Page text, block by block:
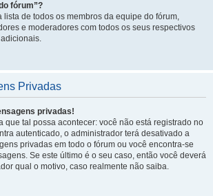
fórum”?
lista de todos os membros da equipe do fórum,
e moderadores com todos os seus respectivos
Privadas
privadas!
que tal possa acontecer: você não está registrado no
autenticado, o administrador terá desativado a
privadas em todo o fórum ou você encontra-se
Se este último é o seu caso, então você deverá
qual o motivo, caso realmente não saiba.